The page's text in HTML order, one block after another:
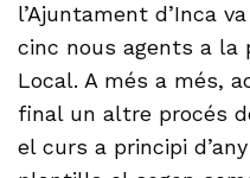
l’Ajuntament d’Inca
cinc nous agents a la
Local. A més a més,
final un altre procés
el curs a principi